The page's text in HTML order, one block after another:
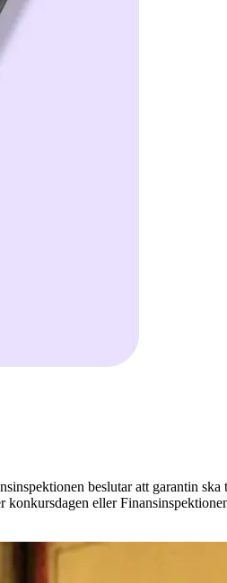
beslutar att garantin ska
eller